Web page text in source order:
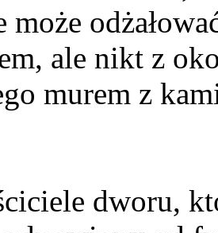
może
ale nikt z
murem z
dworu,